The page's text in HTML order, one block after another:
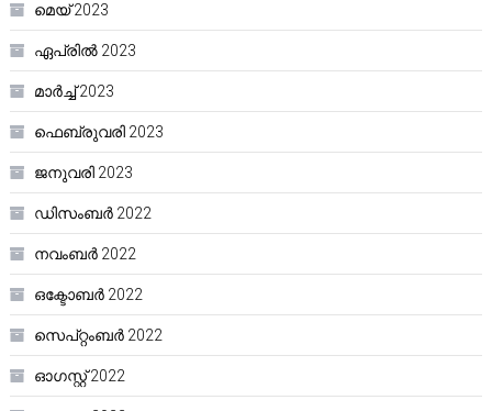
മെയ്‌ 2023
ഏപ്രിൽ 2023
മാർച്ച്‌ 2023
ഫെബ്രുവരി 2023
ജനുവരി 2023
ഡിസംബർ 2022
നവംബർ 2022
ഒക്ടോബർ 2022
സെപ്റ്റംബർ 2022
ഓഗസ്റ്റ്‌ 2022